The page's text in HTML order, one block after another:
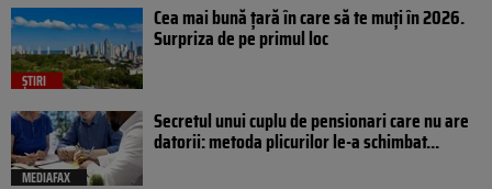
ȘTIRI
Cea mai bună țară în care să te muți în 2026.
Surpriza de pe primul loc
MEDIAFAX
Secretul unui cuplu de pensionari care nu are
datorii: metoda plicurilor le-a schimbat...